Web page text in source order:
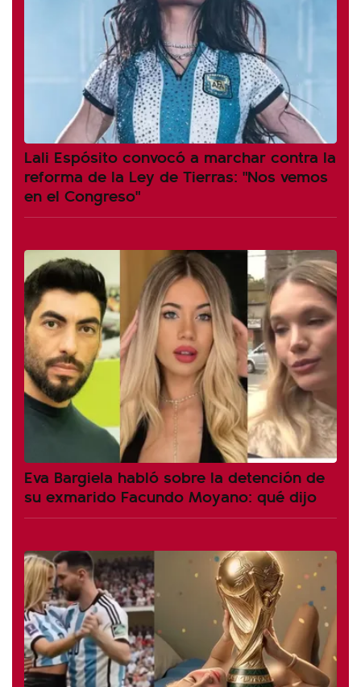
Lali Espósito convocó a marchar contra la
reforma de la Ley de Tierras: "Nos vemos
en el Congreso"
Eva Bargiela habló sobre la detención de
su exmarido Facundo Moyano: qué dijo